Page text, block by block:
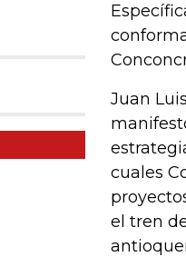
Juan
cuales
el tren